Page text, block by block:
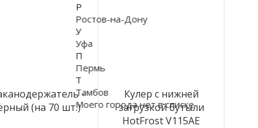
-
(на 70 шт.)
Кулер с нижней
загрузкой бутыли
HotFrost V115AE
Р
Ростов-на-Дону
У
Уфа
П
Пермь
Т
Тамбов
Моего города нет в списке